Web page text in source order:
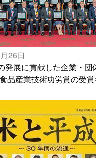
26日
発展に貢献した企業・団
品産業技術功労賞の受賞